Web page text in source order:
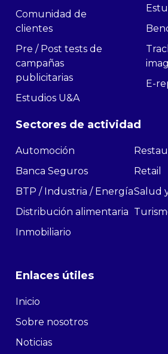
Comunidad de
clientes
Pre / Post tests de
campañas
publicitarias
Estudios U&A
E-
Sectores de actividad
Automoción
Banca Seguros
BTP / Industria / Energía
Distribución alimentaria
Inmobiliario
Retail
Salud
Enlaces útiles
Inicio
Sobre nosotros
Noticias